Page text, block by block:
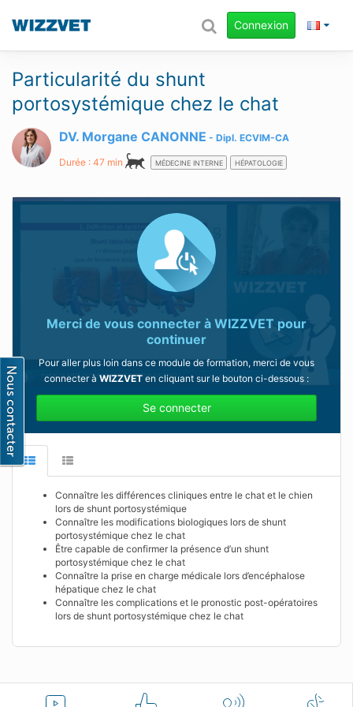
Connexion
Particularité du shunt
portosystémique chez le chat
DV. Morgane CANONNE Dipl. ECVIM-CA
Durée : 47 min MÉDECINE INTERNE HÉPATOLOGIE
Merci de vous connecter à WIZZVET pour
continuer
Pour aller plus loin dans ce module de formation, merci de vous
connecter à WIZZVET en cliquant sur le bouton ci-dessous :
Se connecter
Connaître les différences cliniques entre le chat et le chien
lors de shunt portosystémique
Connaître les modifications biologiques lors de shunt
portosystémique chez le chat
Être capable de confirmer la présence d’un shunt
portosystémique chez le chat
Connaître la prise en charge médicale lors d’encéphalose
hépatique chez le chat
Connaître les complications et le pronostic post-opératoires
lors de shunt portosystémique chez le chat